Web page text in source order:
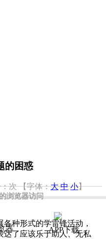
浏览器访问
器 APP下载
的困惑
次 【字体：大 中 小】
种形式的学雷锋活动，
达了应该乐于助人、无私